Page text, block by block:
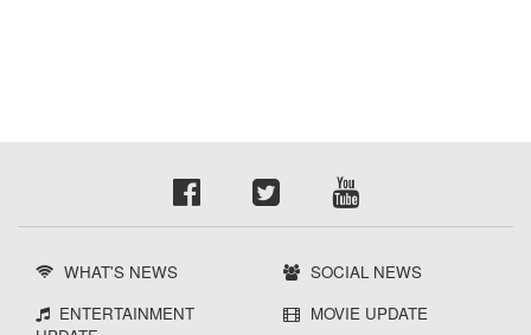
WHAT'S NEWS
SOCIAL NEWS
ENTERTAINMENT
MOVIE UPDATE